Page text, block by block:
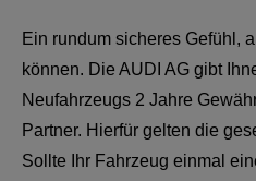
Ein rundum sicheres Gefühl,
können. Die AUDI AG gibt
Neufahrzeugs 2 Jahre
Partner. Hierfür gelten die
Sollte Ihr Fahrzeug einmal